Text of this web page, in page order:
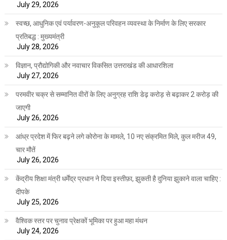
July 29, 2026
स्वच्छ, आधुनिक एवं पर्यावरण-अनुकूल परिवहन व्यवस्था के निर्माण के लिए सरकार
प्रतिबद्ध : मुख्यमंत्री
July 28, 2026
विज्ञान, प्रौद्योगिकी और नवाचार विकसित उत्तराखंड की आधारशिला
July 27, 2026
परमवीर चक्र से सम्मानित वीरों के लिए अनुग्रह राशि डेढ़ करोड़ से बढ़ाकर 2 करोड़ की
जाएगी
July 26, 2026
आंध्र प्रदेश में फिर बढ़ने लगे कोरोना के मामले, 10 नए संक्रमित मिले, कुल मरीज 49,
चार मौतें
July 26, 2026
केंद्रीय शिक्षा मंत्री धर्मेंद्र प्रधान ने दिया इस्तीफ़ा, झुकती है दुनिया झुकाने वाला चाहिए :
दीपके
July 25, 2026
वैश्विक स्तर पर चुनाव प्रेक्षकों भूमिका पर हुआ महा मंथन
July 24, 2026